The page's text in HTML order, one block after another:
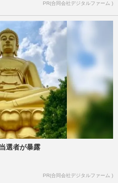
PR(合同会社デジタルファーム )
選者が暴露
PR(合同会社デジタルファーム )